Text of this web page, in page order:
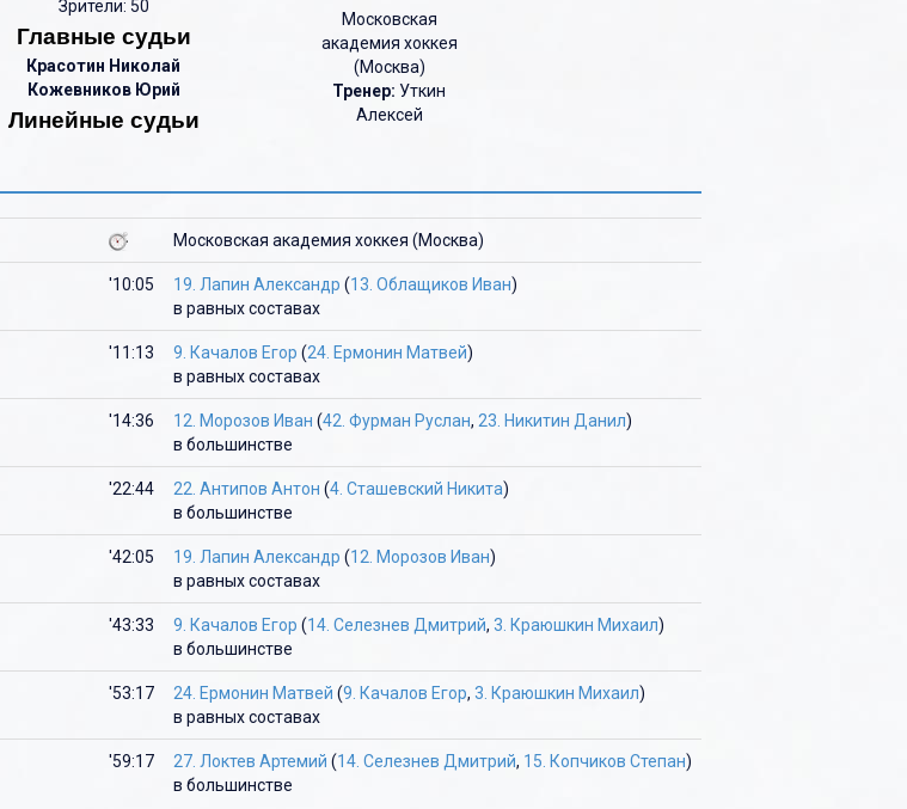
Щ
Ю
Ю
Я
Зрители: 50
Главные судьи
Красотин Николай
Кожевников Юрий
Линейные судьи
Московская
академия хоккея
(Москва)
Тренер: Уткин
Алексей
Московская академия хоккея (Москва)
'10:05 19. Лапин Александр (13. Облащиков Иван)
в равных составах
'11:13 9. Качалов Егор (24. Ермонин Матвей)
в равных составах
'14:36 12. Морозов Иван (42. Фурман Руслан, 23. Никитин Данил)
в большинстве
'22:44 22. Антипов Антон (4. Сташевский Никита)
в большинстве
'42:05 19. Лапин Александр (12. Морозов Иван)
в равных составах
'43:33 9. Качалов Егор (14. Селезнев Дмитрий, 3. Краюшкин Михаил)
в большинстве
'53:17 24. Ермонин Матвей (9. Качалов Егор, 3. Краюшкин Михаил)
в равных составах
'59:17 27. Локтев Артемий (14. Селезнев Дмитрий, 15. Копчиков Степан)
в большинстве